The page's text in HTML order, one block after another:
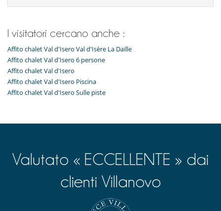
I visitatori cercano anche :
Affito chalet Val d'Isero Val d'Isère La Daille
Affito chalet Val d'Isero 6 persone
Affito chalet Val d'Isero
Affito chalet Val d'Isero Piscina
Affito chalet Val d'Isero Sulle piste
Valutato « ECCELLENTE » dai
clienti Villanovo